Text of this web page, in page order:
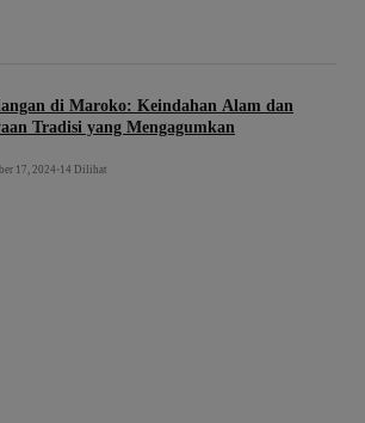
di Maroko: Keindahan Alam dan
Tradisi yang Mengagumkan
17, 2024 • 14 Dilihat